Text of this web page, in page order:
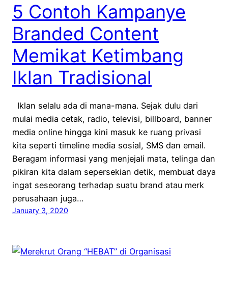
5 Contoh Kampanye
Branded Content
Memikat Ketimbang
Iklan Tradisional
Iklan selalu ada di mana-mana. Sejak dulu dari
mulai media cetak, radio, televisi, billboard, banner
media online hingga kini masuk ke ruang privasi
kita seperti timeline media sosial, SMS dan email.
Beragam informasi yang menjejali mata, telinga dan
pikiran kita dalam sepersekian detik, membuat daya
ingat seseorang terhadap suatu brand atau merk
perusahaan juga…
January 3, 2020